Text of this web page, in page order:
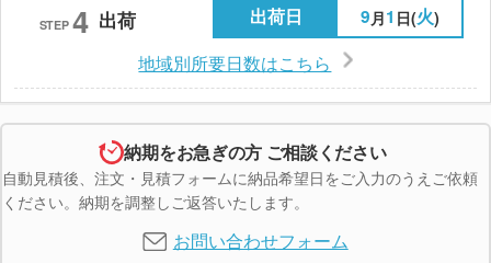
STEP 4 出荷 出荷日 9 月1 日(火)
地域別所要日数はこちら
納期をお急ぎの方 ご相談ください
自動見積後、注文・見積フォームに納品希望日をご入力のうえご依頼
ください。納期を調整しご返答いたします。
お問い合わせフォーム